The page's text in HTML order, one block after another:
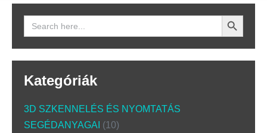
Search
for:
Search Button
Kategóriák
3D SZKENNELÉS ÉS NYOMTATÁS
SEGÉDANYAGAI
10